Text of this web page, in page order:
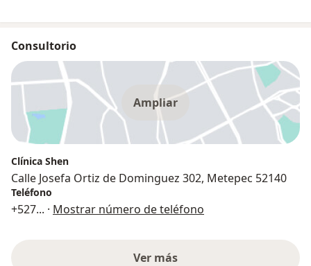
Consultorio
Ampliar
Clínica Shen
Calle Josefa Ortiz de Dominguez 302, Metepec 52140
Teléfono
+527... · Mostrar número de teléfono
Ver más